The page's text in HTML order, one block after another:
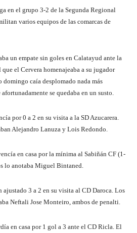
en el grupo 3-2 de la Segunda Regional
varios equipos de las comarcas de
un empate sin goles en Calatayud ante la
el Cervera homenajeaba a su jugador
domingo caía desplomado nada más
se quedaba en un susto.
por 0 a 2 en su visita a la SD Azucarera.
Alejandro Lanuza y Lois Redondo.
en casa por la mínima al Sabiñán CF (1-
lo anotaba Miguel Bintaned.
3 a 2 en su visita al CD Daroca. Los
Neftali Jose Monteiro, ambos de penalti.
en casa por 1 gol a 3 ante el CD Ricla. El